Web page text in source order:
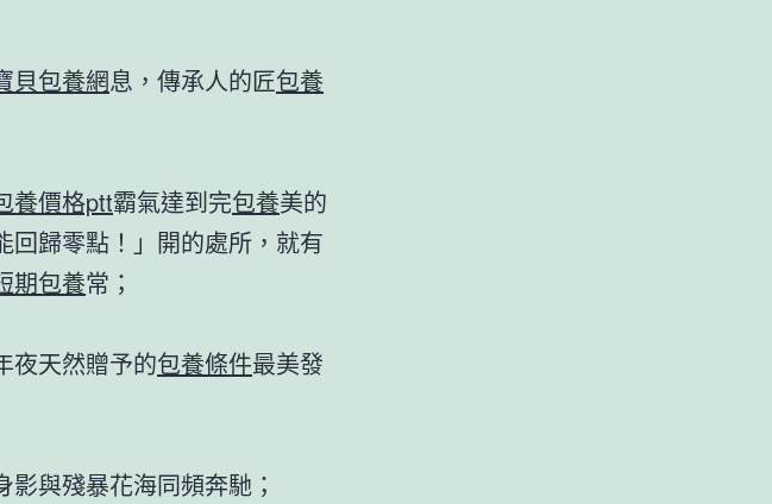
貝包養網息，傳承人的匠包養
養價格ptt霸氣達到完包養美的
回歸零點！」開的處所，就有
期包養常；
夜天然贈予的包養條件最美發
與殘暴花海同頻奔馳；